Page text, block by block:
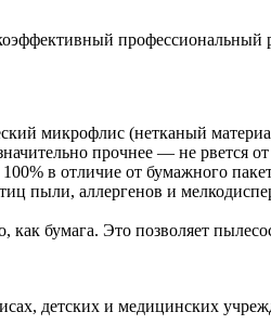
профессиональный
микрофлис (нетканый
прочнее — не рвется
в отличие от бумажного
пыли, аллергенов и
как бумага. Это позволяет
детских и медицинских